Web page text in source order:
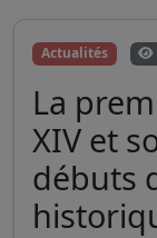
Actualités
La
XIV et
débuts